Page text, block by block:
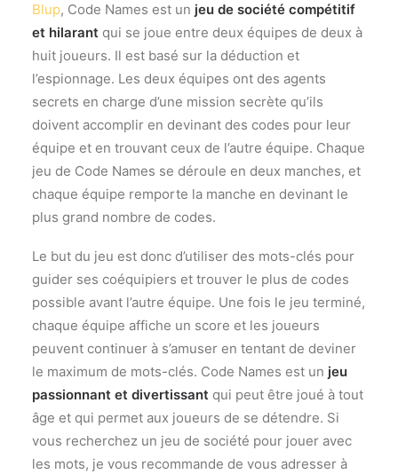
Blup, Code Names est un jeu de société compétitif
et hilarant qui se joue entre deux équipes de deux à
huit joueurs. Il est basé sur la déduction et
l’espionnage. Les deux équipes ont des agents
secrets en charge d’une mission secrète qu’ils
doivent accomplir en devinant des codes pour leur
équipe et en trouvant ceux de l’autre équipe. Chaque
jeu de Code Names se déroule en deux manches, et
chaque équipe remporte la manche en devinant le
plus grand nombre de codes.
Le but du jeu est donc d’utiliser des mots-clés pour
guider ses coéquipiers et trouver le plus de codes
possible avant l’autre équipe. Une fois le jeu terminé,
chaque équipe affiche un score et les joueurs
peuvent continuer à s’amuser en tentant de deviner
le maximum de mots-clés. Code Names est un jeu
passionnant et divertissant qui peut être joué à tout
âge et qui permet aux joueurs de se détendre. Si
vous recherchez un jeu de société pour jouer avec
les mots, je vous recommande de vous adresser à